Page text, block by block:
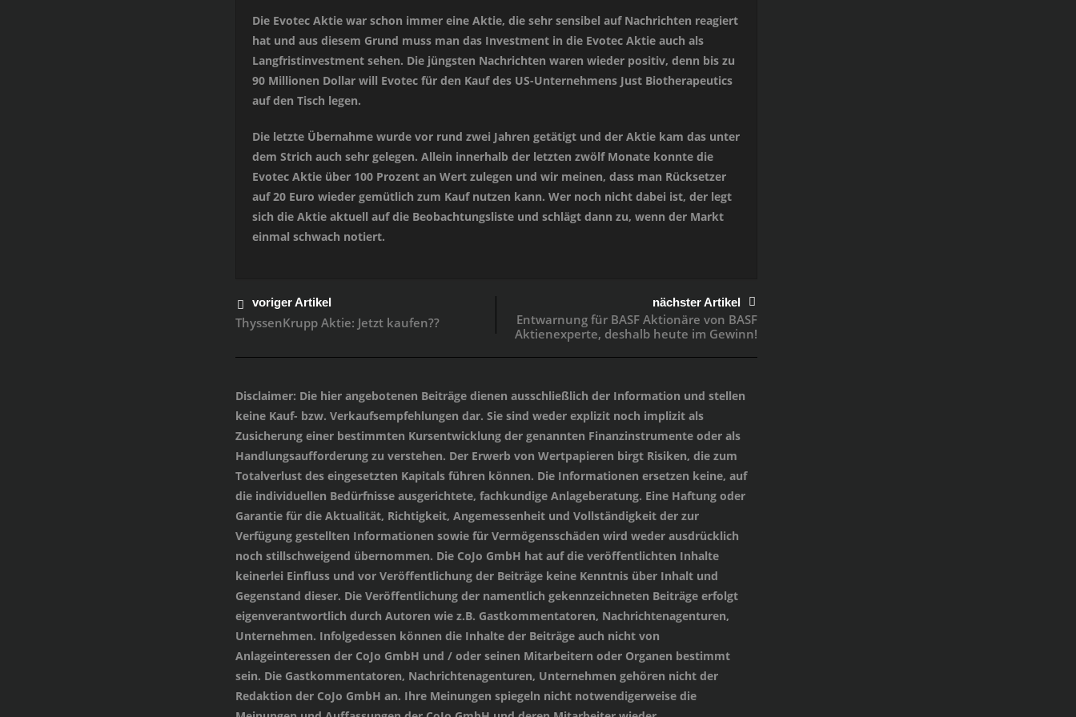
Die Evotec Aktie war schon immer eine Aktie, die sehr sensibel auf Nachrichten reagiert
hat und aus diesem Grund muss man das Investment in die Evotec Aktie auch als
Langfristinvestment sehen. Die jüngsten Nachrichten waren wieder positiv, denn bis zu
90 Millionen Dollar will Evotec für den Kauf des US-Unternehmens Just Biotherapeutics
auf den Tisch legen.
Die letzte Übernahme wurde vor rund zwei Jahren getätigt und der Aktie kam das unter
dem Strich auch sehr gelegen. Allein innerhalb der letzten zwölf Monate konnte die
Evotec Aktie über 100 Prozent an Wert zulegen und wir meinen, dass man Rücksetzer
auf 20 Euro wieder gemütlich zum Kauf nutzen kann. Wer noch nicht dabei ist, der legt
sich die Aktie aktuell auf die Beobachtungsliste und schlägt dann zu, wenn der Markt
einmal schwach notiert.
voriger Artikel
ThyssenKrupp Aktie: Jetzt kaufen??
nächster Artikel
Entwarnung für BASF Aktionäre von BASF
Aktienexperte, deshalb heute im Gewinn!
Disclaimer: Die hier angebotenen Beiträge dienen ausschließlich der Information und stellen
keine Kauf- bzw. Verkaufsempfehlungen dar. Sie sind weder explizit noch implizit als
Zusicherung einer bestimmten Kursentwicklung der genannten Finanzinstrumente oder als
Handlungsaufforderung zu verstehen. Der Erwerb von Wertpapieren birgt Risiken, die zum
Totalverlust des eingesetzten Kapitals führen können. Die Informationen ersetzen keine, auf
die individuellen Bedürfnisse ausgerichtete, fachkundige Anlageberatung. Eine Haftung oder
Garantie für die Aktualität, Richtigkeit, Angemessenheit und Vollständigkeit der zur
Verfügung gestellten Informationen sowie für Vermögensschäden wird weder ausdrücklich
noch stillschweigend übernommen. Die CoJo GmbH hat auf die veröffentlichten Inhalte
keinerlei Einfluss und vor Veröffentlichung der Beiträge keine Kenntnis über Inhalt und
Gegenstand dieser. Die Veröffentlichung der namentlich gekennzeichneten Beiträge erfolgt
eigenverantwortlich durch Autoren wie z.B. Gastkommentatoren, Nachrichtenagenturen,
Unternehmen. Infolgedessen können die Inhalte der Beiträge auch nicht von
Anlageinteressen der CoJo GmbH und / oder seinen Mitarbeitern oder Organen bestimmt
sein. Die Gastkommentatoren, Nachrichtenagenturen, Unternehmen gehören nicht der
Redaktion der CoJo GmbH an. Ihre Meinungen spiegeln nicht notwendigerweise die